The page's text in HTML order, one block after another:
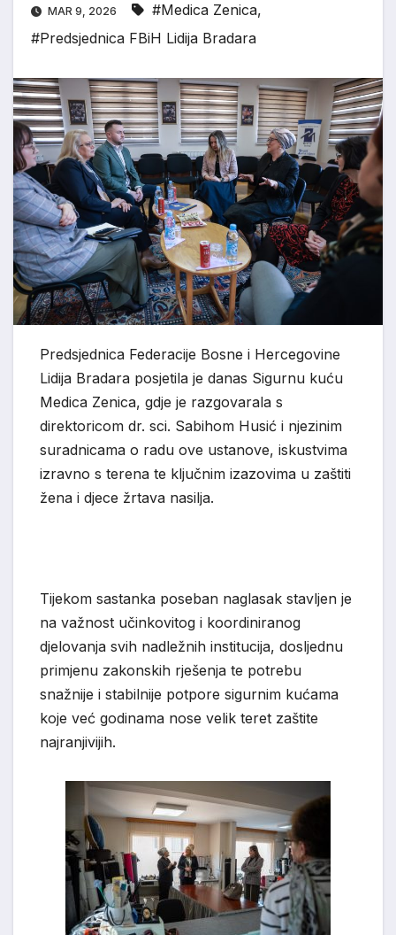
MAR 9, 2026 #Medica Zenica,
#Predsjednica FBiH Lidija Bradara
Predsjednica Federacije Bosne i Hercegovine
Lidija Bradara posjetila je danas Sigurnu kuću
Medica Zenica, gdje je razgovarala s
direktoricom dr. sci. Sabihom Husić i njezinim
suradnicama o radu ove ustanove, iskustvima
izravno s terena te ključnim izazovima u zaštiti
žena i djece žrtava nasilja.
Tijekom sastanka poseban naglasak stavljen je
na važnost učinkovitog i koordiniranog
djelovanja svih nadležnih institucija, dosljednu
primjenu zakonskih rješenja te potrebu
snažnije i stabilnije potpore sigurnim kućama
koje već godinama nose velik teret zaštite
najranjivijih.